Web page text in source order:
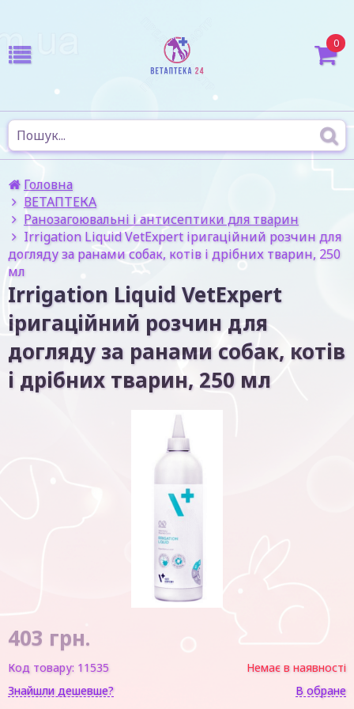
0
Головна
ВЕТАПТЕКА
Ранозагоювальні і антисептики для тварин
Irrigation Liquid VetExpert іригаційний розчин для
догляду за ранами собак, котів і дрібних тварин, 250
мл
Irrigation Liquid VetExpert
іригаційний розчин для
догляду за ранами собак, котів
і дрібних тварин, 250 мл
403 грн.
Код товару: 11535
Немає в наявності
Знайшли дешевше?
В обране